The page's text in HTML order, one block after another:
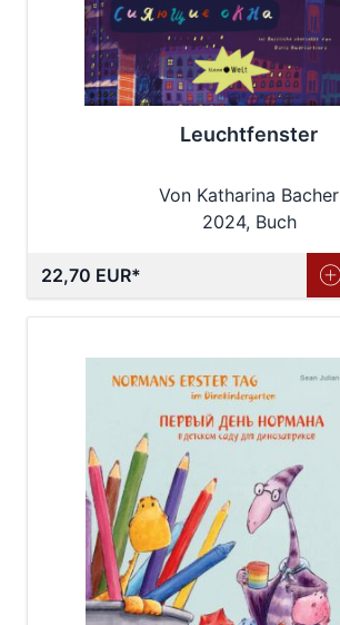
Leuchtfenster
Von Katharina Bacher
2024, Buch
22,70 EUR